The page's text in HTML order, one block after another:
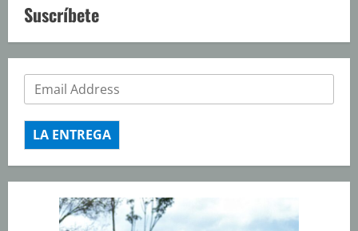
Suscríbete
LA ENTREGA